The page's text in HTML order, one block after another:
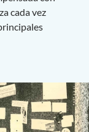
cada vez